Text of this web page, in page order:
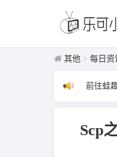
其他 > 每日资
前往蛙
Scp